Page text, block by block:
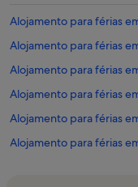
Alojamento para férias
Alojamento para férias
Alojamento para férias
Alojamento para férias
Alojamento para férias
Alojamento para férias